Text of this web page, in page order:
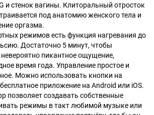
и стенок вагины. Клиторальный отросток
под анатомию женского тела и
оргазма.
режимов есть функция нагревания до
Достаточно 5 минут, чтобы
невероятно пикантное ощущение,
время года. Управление простое и
Можно использовать кнопки на
приложение на Android или iOS.
позволяет создавать собственные
режимы в такт любимой музыке или